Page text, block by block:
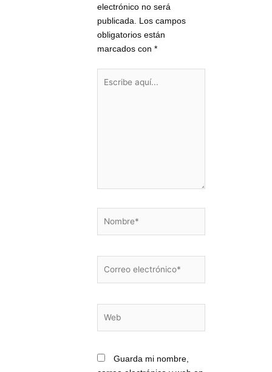
electrónico no será
publicada.
Los campos
obligatorios están
marcados con *
aquí...
Guarda mi nombre,